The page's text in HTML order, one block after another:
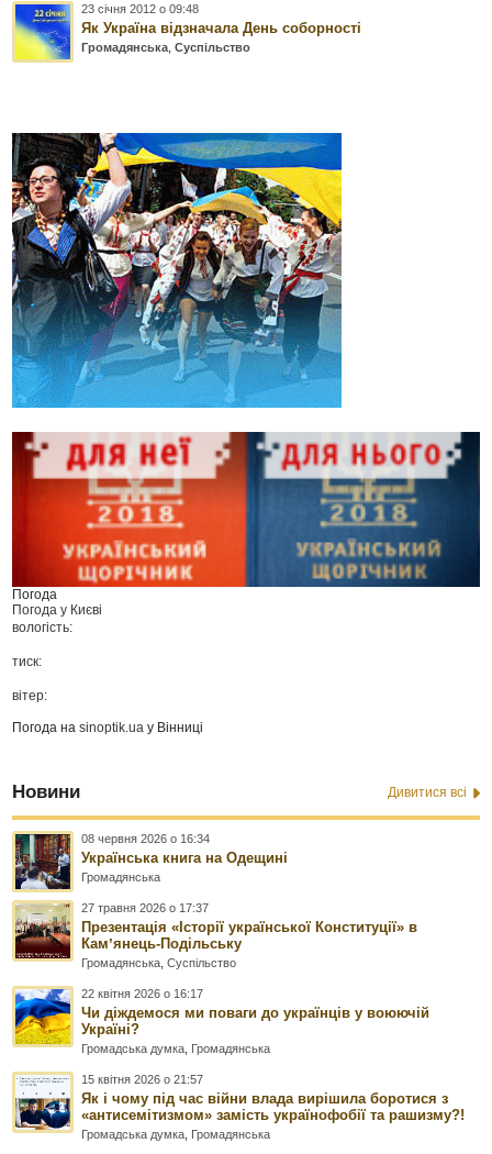
23 січня 2012 о 09:48
Як Україна відзначала День соборності
Громадянська ,Суспільство
Погода
Погода у Києві
вологість:
тиск:
вітер:
Погода наsinoptik.ua у Вінниці
Новини Дивитися всі
08 червня 2026 о 16:34
Українська книга на Одещині
Громадянська
27 травня 2026 о 17:37
Презентація «Історії української Конституції» в
Камʼянець-Подільську
Громадянська ,Суспільство
22 квітня 2026 о 16:17
Чи діждемося ми поваги до українців у воюючій
Україні?
Громадська думка Громадянська
15 квітня 2026 о 21:57
Як і чому під час війни влада вирішила боротися з
«антисемітизмом» замість українофобії та рашизму?!
Громадська думка Громадянська